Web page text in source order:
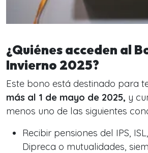
¿Quiénes acceden al
Invierno 2025?
Este bono está destinado para
más al 1 de mayo de 2025, y
menos uno de las siguientes
Recibir pensiones del IPS,
Dipreca o mutualidades,